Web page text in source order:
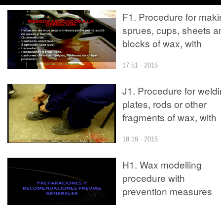
F1. Procedure for
sprues, cups, sheets
blocks of wax, with
17:51 · 2015
J1. Procedure for
plates, rods or other
fragments of wax, with
18:19 · 2015
H1. Wax modelling
procedure with
prevention measures